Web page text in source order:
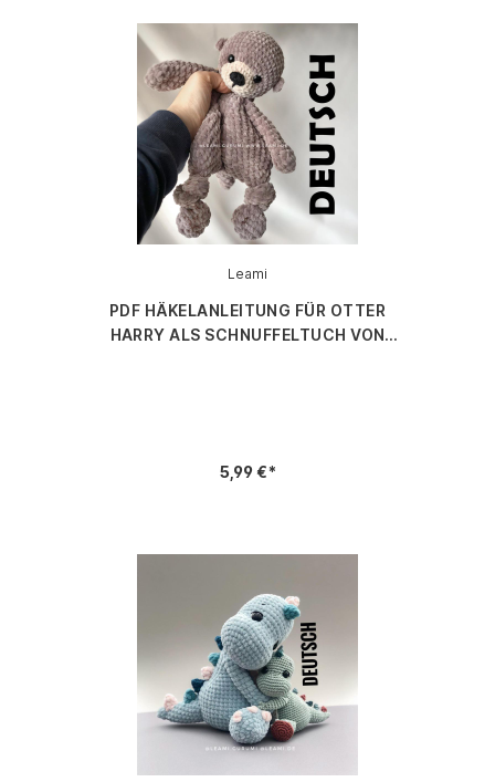
Leami
PDF HÄKELANLEITUNG FÜR OTTER
HARRY ALS SCHNUFFELTUCH VON
5,99 €*